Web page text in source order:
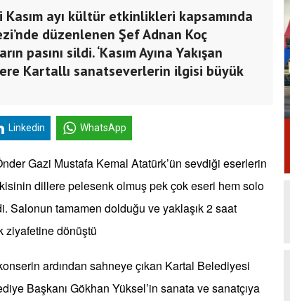
ayı kültür etkinlikleri kapsamında
düzenlenen Şef Adnan Koç
sildi. ‘Kasım Ayına Yakışan
Kartallı sanatseverlerin ilgisi büyük
Linkedin WhatsApp
Gazi Mustafa Kemal Atatürk’ün sevdiği eserlerin
dillere pelesenk olmuş pek çok eseri hem solo
Salonun tamamen dolduğu ve yaklaşık 2 saat
ziyafetine dönüştü
ardından sahneye çıkan Kartal Belediyesi
Başkanı Gökhan Yüksel’in sanata ve sanatçıya